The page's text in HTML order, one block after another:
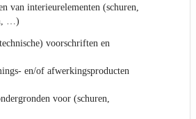
van interieurelementen (schuren,
…)
voorschriften en
en/of afwerkingsproducten
voor (schuren,